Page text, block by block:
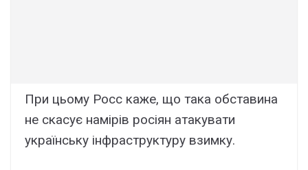
При цьому Росс каже, що така обставина
не скасує намірів росіян атакувати
українську інфраструктуру взимку.